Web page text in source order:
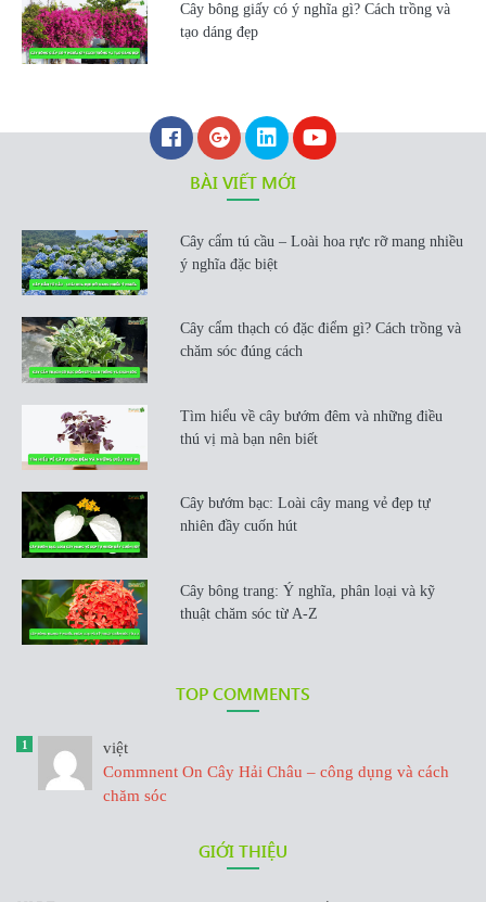
Cây bông giấy có ý nghĩa gì? Cách trồng và
tạo dáng đẹp
BÀI VIẾT MỚI
Cây cẩm tú cầu – Loài hoa rực rỡ mang nhiều
ý nghĩa đặc biệt
Cây cẩm thạch có đặc điểm gì? Cách trồng và
chăm sóc đúng cách
Tìm hiểu về cây bướm đêm và những điều
thú vị mà bạn nên biết
Cây bướm bạc: Loài cây mang vẻ đẹp tự
nhiên đầy cuốn hút
Cây bông trang: Ý nghĩa, phân loại và kỹ
thuật chăm sóc từ A-Z
TOP COMMENTS
1
việt
Commnent On Cây Hải Châu – công dụng và cách
chăm sóc
GIỚI THIỆU